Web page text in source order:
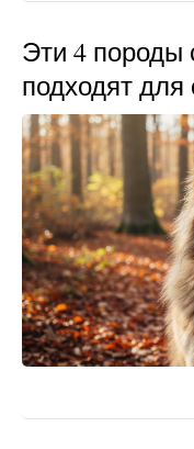
Эти 4 породы
подходят